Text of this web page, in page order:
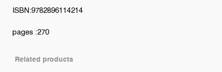
ISBN:9782896114214
pages :270
Related products